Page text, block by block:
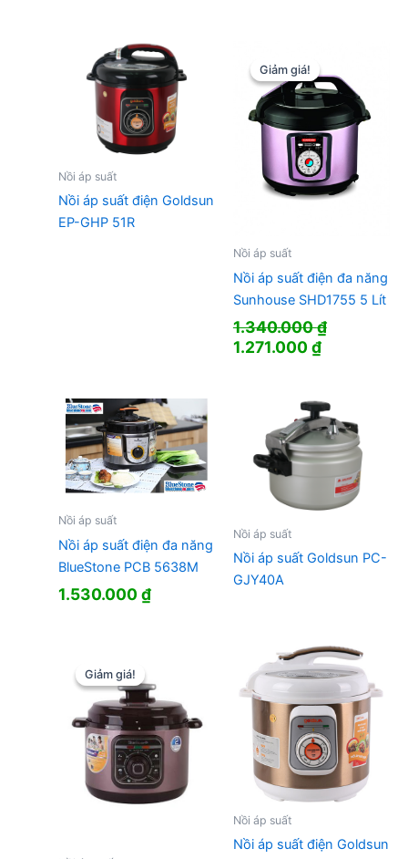
1.530.000 ₫.là:
1.471.000 ₫.
Nồi áp suất
Nồi áp suất điện Goldsun
EP-GHP 51R
Giảm giá!
Giảm giá!
Nồi áp suất
Nồi áp suất điện đa năng
Sunhouse SHD1755 5 Lít
1.340.000₫
Giá
1.340.000 ₫.
1.271.000₫Giá
là:
1.271.000
Nồi áp suất
Nồi áp suất điện đa năng
BlueStone PCB 5638M
1.530.000₫
Nồi áp suất
Nồi áp suất Goldsun PC-
GJY40A
Giảm giá!
Giảm giá!
Nồi áp suất
Nồi áp suất điện Goldsun